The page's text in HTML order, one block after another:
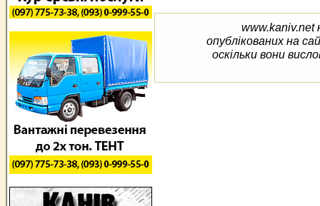
www.kaniv.net
опублікованих на
оскільки вони